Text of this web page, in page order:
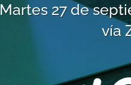
Martes 27 de
vía